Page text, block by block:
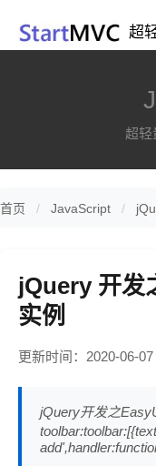
超
超轻
首页 JavaScript
jQuery 开发
实例
更新时间：2020-06-07
jQuery开发之